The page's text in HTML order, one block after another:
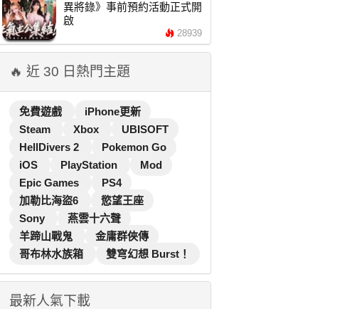
異將錄》事前預約活動正式開
啟
28939
🔥 近 30 日熱門主題
免費遊戲
iPhone更新
Steam
Xbox
UBISOFT
HellDivers 2
Pokemon Go
iOS
PlayStation
Mod
Epic Games
PS4
加勒比海盜6
慾望王座
Sony
燕雲十六聲
羊蹄山戰鬼
金庸群俠傳
哥布林水族箱
雙穹幻想 Burst！
最新人氣下載